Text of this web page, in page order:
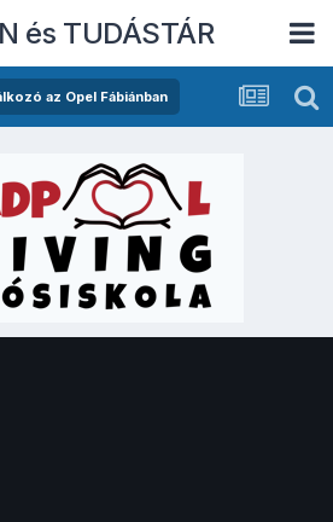
és TUDÁSTÁR
az Opel Fábiánban